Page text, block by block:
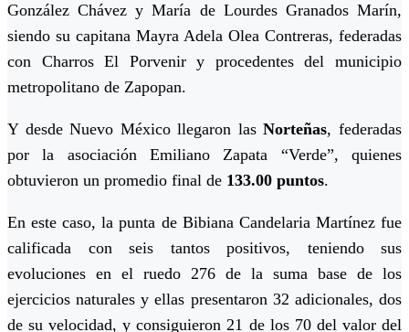
González Chávez y María de Lourdes Granados Marín,
siendo su capitana Mayra Adela Olea Contreras, federadas
con Charros El Porvenir y procedentes del municipio
metropolitano de Zapopan.
Y desde Nuevo México llegaron lasNorteñas, federadas
por la asociación Emiliano Zapata “Verde”, quienes
obtuvieron un promedio final de 133.00 puntos.
En este caso, la punta de Bibiana Candelaria Martínez fue
calificada con seis tantos positivos, teniendo sus
evoluciones en el ruedo 276 de la suma base de los
ejercicios naturales y ellas presentaron 32 adicionales, dos
de su velocidad, y consiguieron 21 de los 70 del valor del